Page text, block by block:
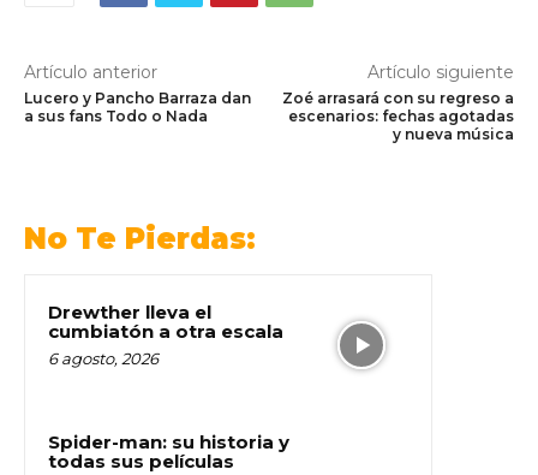
Artículo anterior
Lucero y Pancho Barraza dan
a sus fans Todo o Nada
Artículo siguiente
Zoé arrasará con su regreso a
escenarios: fechas agotadas
y nueva música
No Te Pierdas:
Drewther lleva el
cumbiatón a otra escala
6 agosto, 2026
Spider-man: su historia y
todas sus películas